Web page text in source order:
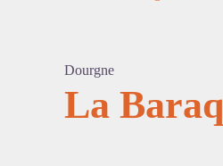
Dourgne
La